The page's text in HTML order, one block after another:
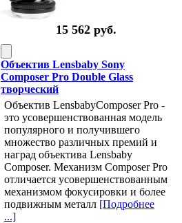
15 562 руб.
Объектив Lensbaby Sony
Composer Pro Double Glass
творческий
Объектив LensbabyComposer Pro -
это усовершенствованная модель
популярного и получившего
множество различных премий и
наград объектива Lensbaby
Composer. Механизм Composer Pro
отличается усовершенствованным
механизмом фокусировки и более
подвижным металл [Подробнее
...]